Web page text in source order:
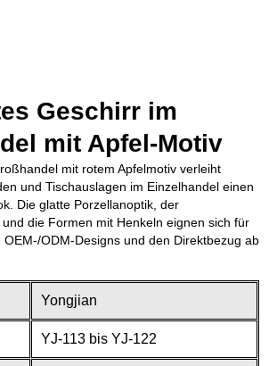
Geschirr im
mit Apfel-Motiv
mit rotem Apfelmotiv verleiht
und Tischauslagen im Einzelhandel einen
Die glatte Porzellanoptik, der
die Formen mit Henkeln eignen sich für
ODM-Designs und den Direktbezug ab
Yongjian
YJ-113 bis YJ-122